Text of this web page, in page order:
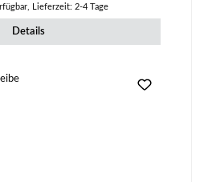
Lieferzeit: 2-4 Tage
Details